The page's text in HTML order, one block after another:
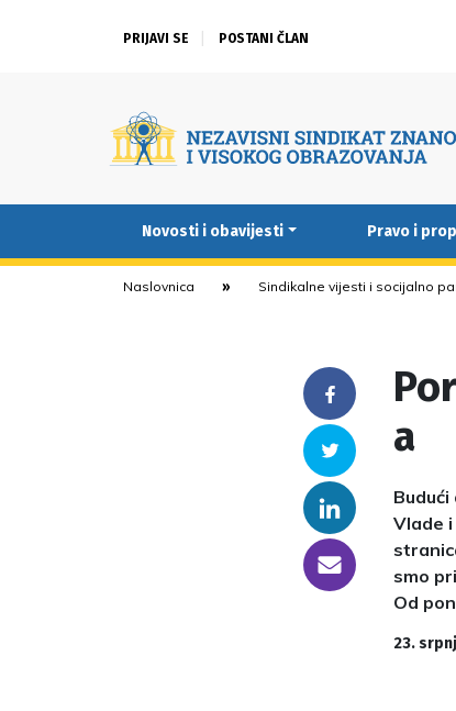
PRIJAVI SE POSTANI ČLAN
Novosti i obavijesti Pravo i
Naslovnica Sindikalne vijesti i socijalno
Facebook
Twitter
Linkedin
someone@yoursite.com
a
Vlade
smo
Od
23.